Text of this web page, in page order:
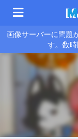
画像サーバーに問題
す。数時